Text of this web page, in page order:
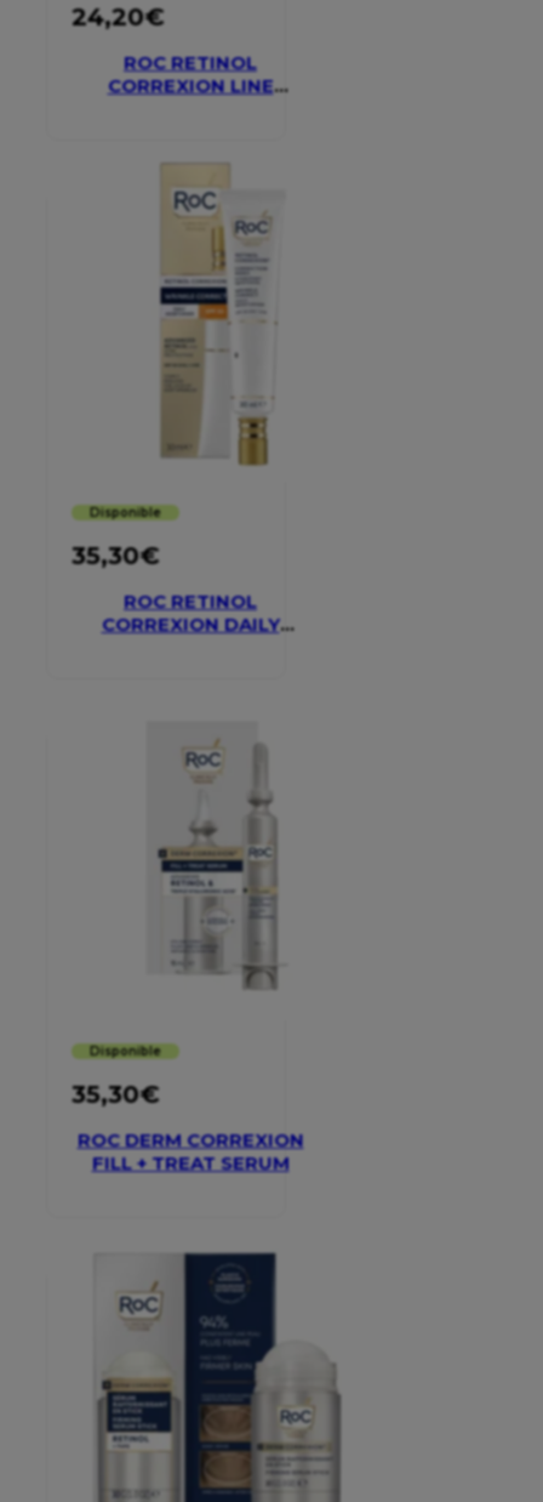
24,20€
ROC RETINOL
CORREXION LINE
Disponible
35,30€
ROC RETINOL
CORREXION DAILY
Disponible
35,30€
ROC DERM CORREXION
FILL + TREAT SERUM